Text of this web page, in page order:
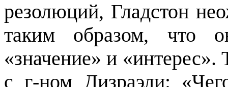
резолюций, Гладстон
таким образом, что
«значение» и «интерес».
с г-ном Дизраэли: